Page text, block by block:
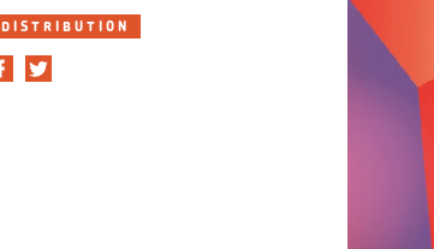
DISTRIBUTION